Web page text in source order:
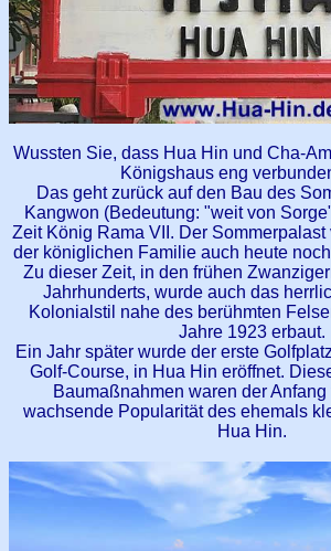
Wussten Sie, dass Hua Hin und Cha-
Königshaus eng
Das geht zurück auf den Bau des
Kangwon (Bedeutung: "weit von
Zeit König Rama VII. Der
der königlichen Familie auch heute
Zu dieser Zeit, in den frühen
Jahrhunderts, wurde auch das
Kolonialstil nahe des berühmten
Jahre 1923 erbaut.
Ein Jahr später wurde der erste
Golf-Course, in Hua Hin eröffnet.
Baumaßnahmen waren der
wachsende Popularität des ehemals
Hua Hin.